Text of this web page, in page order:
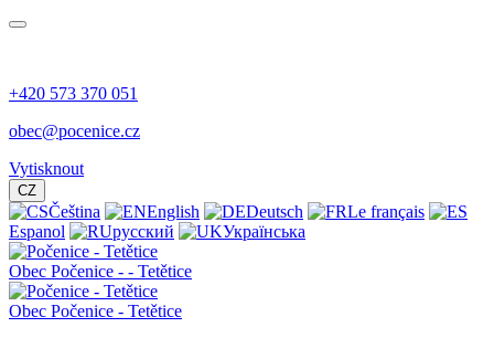
+420 573 370 051
obec@pocenice.cz
Vytisknout
CZ
Čeština English Deutsch
Le français
Espanol
русский Українська
Obec Počenice - - Tetětice
Obec Počenice - Tetětice